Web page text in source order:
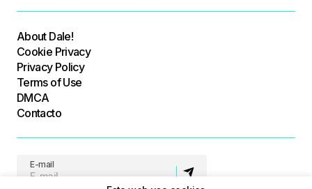
About Dale!
Cookie Privacy
Privacy Policy
Terms of Use
DMCA
Contacto
E-mail